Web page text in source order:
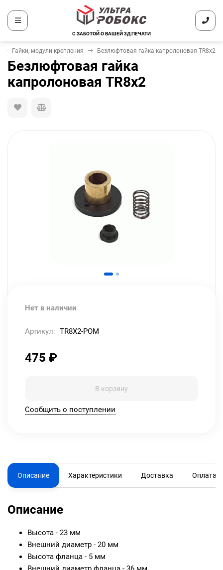
С ЗАБОТОЙ О ВАШЕЙ 3Д ПЕЧАТИ
Гайки, модули крепления Безлюфтовая гайка капролоновая TR8x2
Безлюфтовая гайка
капролоновая TR8x2
Нет в наличии
Артикул: TR8X2-POM
475 ₽
В корзину
Сообщить о поступлении
Описание Характеристики Доставка Оплата
Описание
Высота - 23 мм
Внешний диаметр - 20 мм
Высота фланца - 5 мм